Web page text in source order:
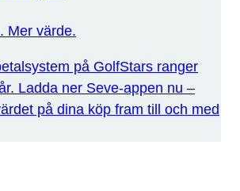
Mer värde.
på GolfStars ranger
Ladda ner Seve-appen nu –
på dina köp fram till och med